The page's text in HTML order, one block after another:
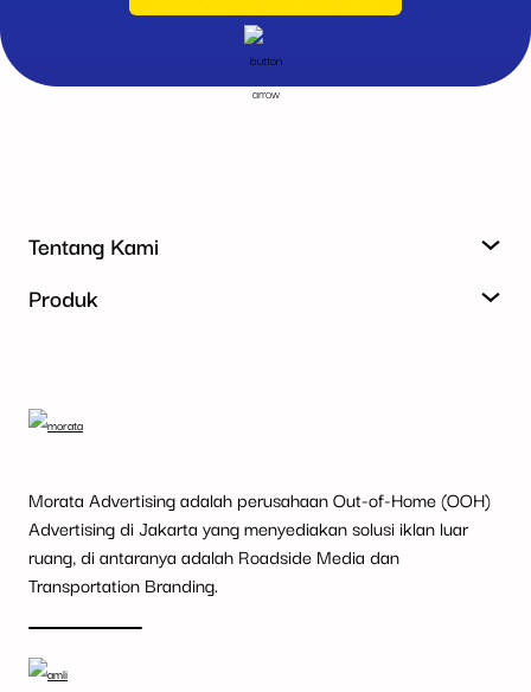
Tentang Kami
Produk
Morata Advertising adalah perusahaan Out-of-Home (OOH)
Advertising di Jakarta yang menyediakan solusi iklan luar
ruang, di antaranya adalah Roadside Media dan
Transportation Branding.